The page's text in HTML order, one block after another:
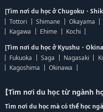
[Tìm nơi du học ở Chugoku・
Tottori
Shimane Okayama
Kagawa
Ehime
Kochi
[Tìm nơi du học ở Kyushu・
Fukuoka
Saga Nagasaki
Kagoshima
Okinawa
【Tìm nơi du học từ ngành
Tìm nơi du học mà có thể học